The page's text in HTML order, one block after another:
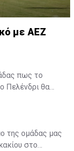
με ΑΕΖ
πως το
Πελένδρι θα
της ομάδας μας
στο